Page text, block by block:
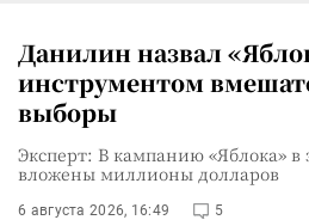
Данилин назвал
инструментом
выборы
Эксперт: В кампанию «Яблока» в
вложены миллионы долларов
6 августа 2026, 16:49 5